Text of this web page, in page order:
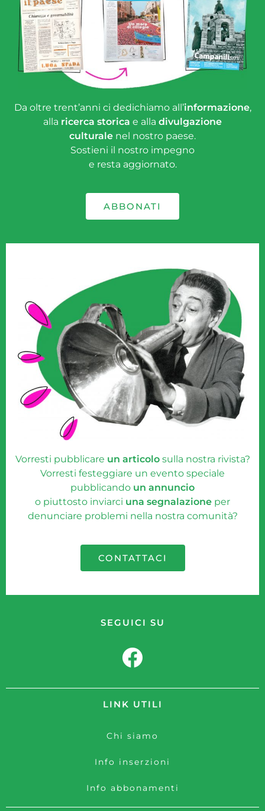
Da oltre trent’anni ci dedichiamo all’informazione,
alla ricerca storica e alla divulgazione
culturale nel nostro paese.
Sostieni il nostro impegno
e resta aggiornato.
ABBONATI
Vorresti pubblicare un articolosulla nostra rivista?
Vorresti festeggiare un evento speciale
pubblicando un annuncio
o piuttosto inviarci una segnalazione per
denunciare problemi nella nostra comunità?
CONTATTACI
LINK UTILI
Chi siamo
Info inserzioni
Info abbonamenti
SEGUICI SU